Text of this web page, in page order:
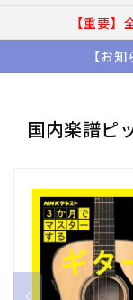
【重要
【お
国内楽譜ピ